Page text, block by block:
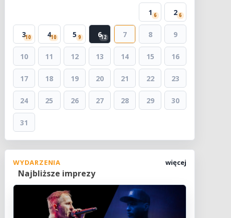
1 6 2 6
310 410 5 9 612 7 8 9
10 11 12 13 14 15 16
17 18 19 20 21 22 23
24 25 26 27 28 29 30
31
WYDARZENIA
Najbliższe imprezy
więcej